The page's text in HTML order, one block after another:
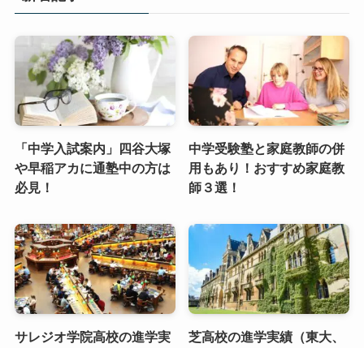
「中学入試案内」四谷大塚
や早稲アカに通塾中の方は
必見！
中学受験塾と家庭教師の併
用もあり！おすすめ家庭教
師３選！
サレジオ学院高校の進学実
芝高校の進学実績（東大、